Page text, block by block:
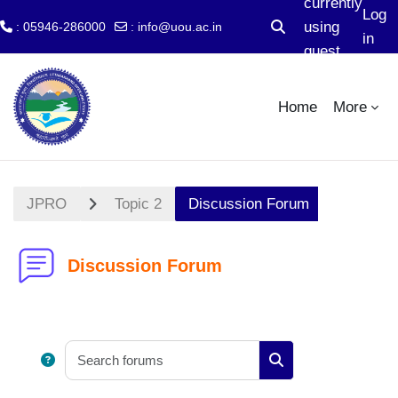
Skip to main content
: 05946-286000 : info@uou.ac.in
Toggle search input
using
guest
Log
in
Home More
JPRO Topic 2 Discussion Forum
Discussion Forum
Search forums